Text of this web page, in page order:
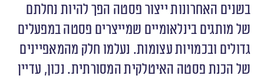
בשנים האחרונות ייצור פסטה הפך להיות נחלתם
של מותגים בינלאומיים שמייצרים פסטה במפעלים
גדולים ובכמויות עצומות. נעלמו חלק מהמאפיינים
של הכנת פסטה האיטלקית המסורתית. נכון, עדיין